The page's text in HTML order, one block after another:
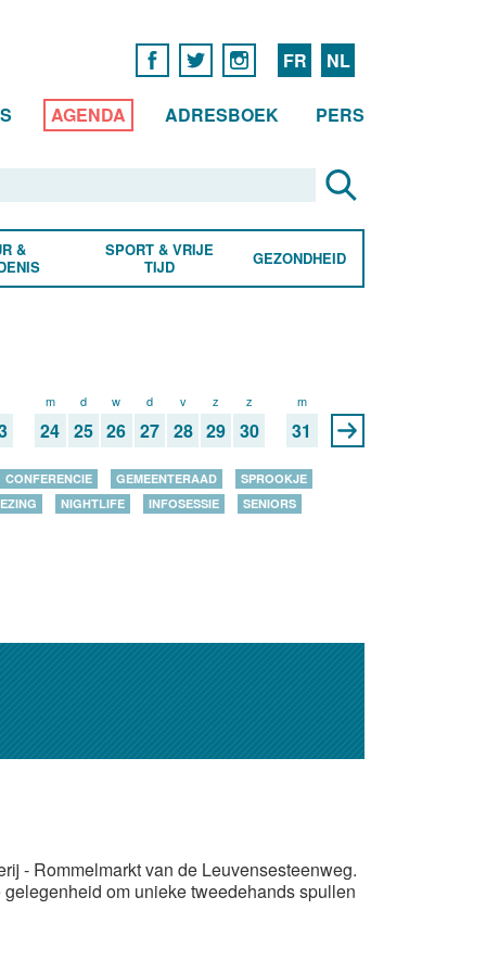
FR NL
AGENDA ADRESBOEK PERS
&
SPORT & VRIJE
TIJD
GEZONDHEID
m
24
d
25
w
26
d
27
v
28
z
29
z
30
m
31
CONFERENCIE GEMEENTERAAD
SPROOKJE
NIGHTLIFE INFOSESSIE SENIORS
- Rommelmarkt van de Leuvensesteenweg.
om unieke tweedehands spullen